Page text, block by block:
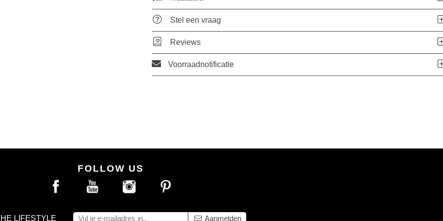
Stel een vraag
Reviews
Voorraadnotificatie
FOLLOW US
LIFESTYLE Aanmelden